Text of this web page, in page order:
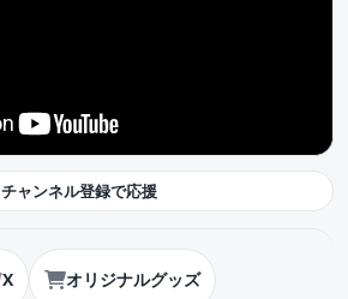
チャンネル登録で応援
X オリジナルグッズ